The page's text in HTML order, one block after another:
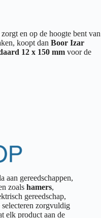
en op de hoogte bent van
koopt dan Boor Izar
12 x 150 mm voor de
aan gereedschappen,
zoalshamers,
gereedschap,
selecteren zorgvuldig
elk product aan de